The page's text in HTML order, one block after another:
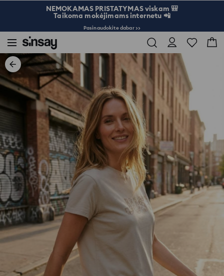
NEMOKAMAS PRISTATYMAS viskam 🎒
Taikoma mokėjimams internetu 📲
Pasinaudokite dabar >>